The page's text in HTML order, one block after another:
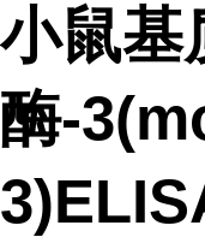
小鼠基
酶-